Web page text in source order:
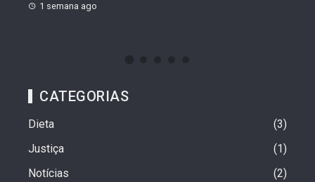
1 semana ago
CATEGORIAS
Dieta
3
Justiça
1
Notícias
2